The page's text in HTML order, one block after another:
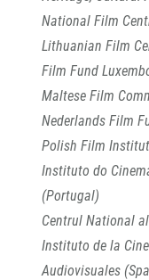
National Film
Lithuanian Film
Film Fund
Maltese Film
Nederlands Film
Polish Film
Instituto do
(Portugal)
Centrul National
Instituto de la
Audiovisuales